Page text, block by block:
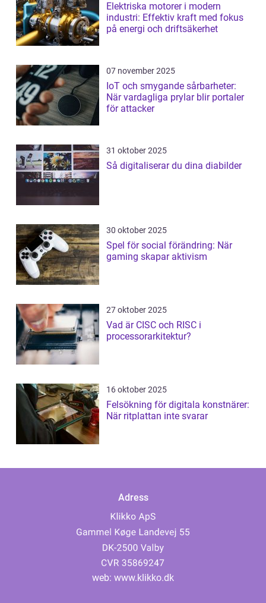
Elektriska motorer i modern
industri: Effektiv kraft med fokus
på energi och driftsäkerhet
07 november 2025
IoT och smygande sårbarheter:
När vardagliga prylar blir portaler
för attacker
31 oktober 2025
Så digitaliserar du dina diabilder
30 oktober 2025
Spel för social förändring: När
gaming skapar aktivism
27 oktober 2025
Vad är CISC och RISC i
processorarkitektur?
16 oktober 2025
Felsökning för digitala konstnärer:
När ritplattan inte svarar
Adress
web: www.klikko.dk